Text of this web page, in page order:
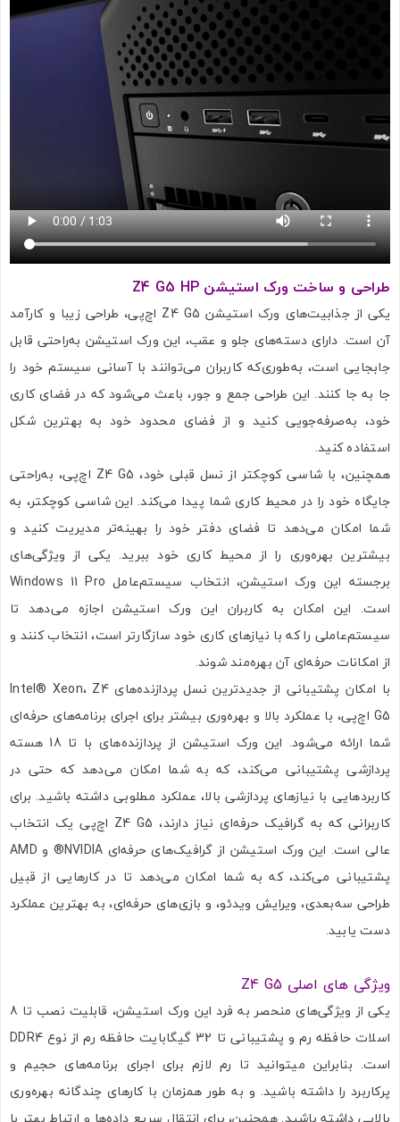
طراحی و ساخت ورک استیشن Z4 G5 HP
یکی از جذابیت‌های ورک استیشن Z4 G5 اچ‌پی، طراحی زیبا و کارآمد
آن است. دارای دسته‌های جلو و عقب، این ورک استیشن به‌راحتی قابل
جابجایی است، به‌طوری‌که کاربران می‌توانند با آسانی سیستم خود را
جا به جا کنند. این طراحی جمع و جور، باعث می‌شود که در فضای کاری
خود، به‌صرفه‌جویی کنید و از فضای محدود خود به بهترین شکل
استفاده کنید.
همچنین، با شاسی کوچکتر از نسل قبلی خود، Z4 G5 اچ‌پی، به‌راحتی
جایگاه خود را در محیط کاری شما پیدا می‌کند. این شاسی کوچکتر، به
شما امکان می‌دهد تا فضای دفتر خود را بهینه‌تر مدیریت کنید و
بیشترین بهره‌وری را از محیط کاری خود ببرید. یکی از ویژگی‌های
برجسته این ورک استیشن، انتخاب سیستم‌عامل‌ Windows 11 Pro
است. این امکان به کاربران این ورک استیشن اجازه می‌دهد تا
سیستم‌عاملی را که با نیازهای کاری خود سازگارتر است، انتخاب کنند و
از امکانات حرفه‌ای آن بهره‌مند شوند.
با امکان پشتیبانی از جدیدترین نسل پردازنده‌های Intel® Xeon، Z4
G5 اچ‌پی، با عملکرد بالا و بهره‌وری بیشتر برای اجرای برنامه‌های حرفه‌ای
شما ارائه می‌شود. این ورک استیشن از پردازنده‌های با تا 18 هسته
پردازشی پشتیبانی می‌کند، که به شما امکان می‌دهد که حتی در
کاربردهایی با نیازهای پردازشی بالا، عملکرد مطلوبی داشته باشید. برای
کاربرانی که به گرافیک حرفه‌ای نیاز دارند، Z4 G5 اچ‌پی یک انتخاب
عالی است. این ورک استیشن از گرافیک‌های حرفه‌ای NVIDIA® و AMD
پشتیبانی می‌کند، که به شما امکان می‌دهد تا در کارهایی از قبیل
طراحی سه‌بعدی، ویرایش ویدئو، و بازی‌های حرفه‌ای، به بهترین عملکرد
دست یابید.
ویژگی های اصلی Z4 G5
یکی از ویژگی‌های منحصر به فرد این ورک استیشن، قابلیت نصب تا 8
اسلات حافظه رم و پشتیبانی تا 32 گیگابایت حافظه رم از نوع DDR4
است. بنابراین میتوانید تا رم لازم برای اجرای برنامه‌های حجیم و
پرکاربرد را داشته باشید. و به طور همزمان با کارهای چندگانه بهره‌وری